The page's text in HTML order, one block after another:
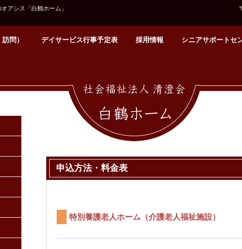
アシス「白鶴ホーム」
問） デイサービス行事予定表 採用情報 シニアサポートセ
申込方法・料金表
特別養護老人ホーム（介護老人福祉施設）